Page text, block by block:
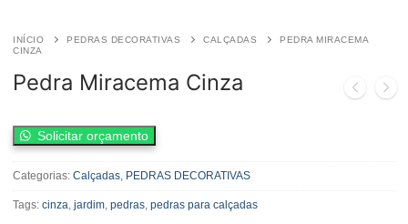
INÍCIO PEDRAS DECORATIVAS CALÇADAS
PEDRA MIRACEMA
CINZA
Pedra Miracema Cinza
Miracema
quantidade
Solicitar orçamento
Categorias: Calçadas, PEDRAS DECORATIVAS
Tags: cinza, jardim, pedras, pedras para calçadas